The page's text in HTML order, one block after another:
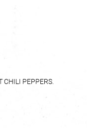
PEPPERS.